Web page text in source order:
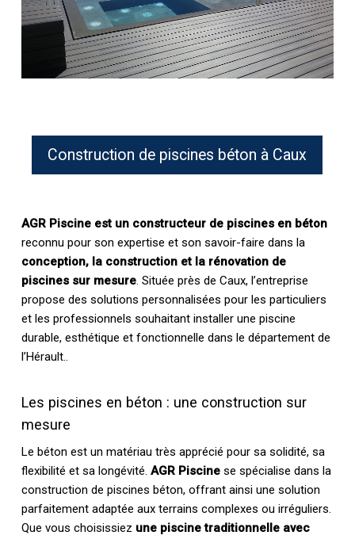
Construction de piscines béton à Caux
AGR Piscine est un constructeur de piscines en béton
reconnu pour son expertise et son savoir-faire dans la
conception, la construction et la rénovation de
piscines sur mesure. Située près de Caux, l’entreprise
propose des solutions personnalisées pour les particuliers
et les professionnels souhaitant installer une piscine
durable, esthétique et fonctionnelle dans le département de
l’Hérault..
Les piscines en béton : une construction sur
mesure
Le béton est un matériau très apprécié pour sa solidité, sa
flexibilité et sa longévité. AGR Piscinese spécialise dans la
construction de piscines béton, offrant ainsi une solution
parfaitement adaptée aux terrains complexes ou irréguliers.
Que vous choisissiez une piscine traditionnelle avec